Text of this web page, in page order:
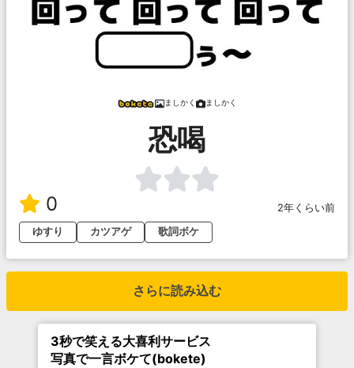
ましかく ましかく
恐喝
0
2年くらい前
ゆすり
カツアゲ 歌詞ボケ
さらに読み込む
3秒で笑える大喜利サービス
写真で一言ボケて(bokete)